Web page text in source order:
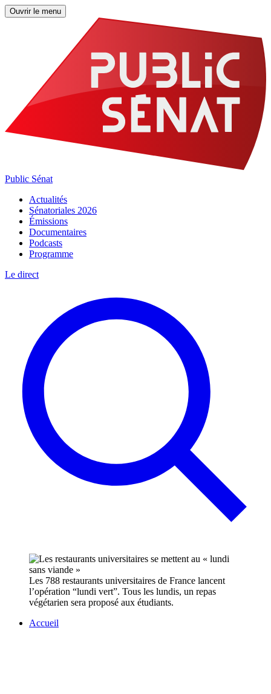
Ouvrir le menu
Public Sénat
Actualités
Sénatoriales 2026
Émissions
Documentaires
Podcasts
Programme
Le direct
Les 788 restaurants universitaires de France lancent
l’opération “lundi vert”. Tous les lundis, un repas
végétarien sera proposé aux étudiants.
Accueil